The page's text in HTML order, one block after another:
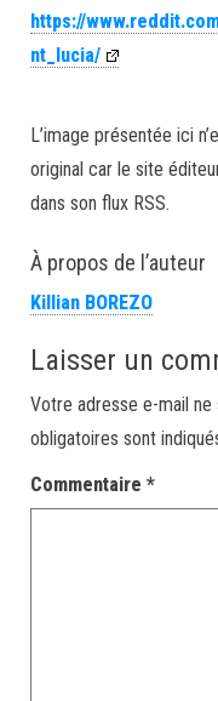
https://
nt_lucia/
L’image présentée ici
original car le site
dans son flux RSS.
À propos de l’auteur
Killian BOREZO
Laisser un
Votre adresse e-mail ne
obligatoires sont
Commentaire *